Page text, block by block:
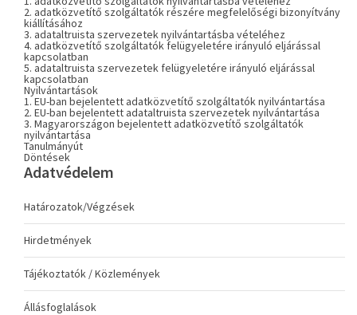
2. adatközvetítő szolgáltatók részére megfelelőségi bizonyítvány
kiállításához
3. adataltruista szervezetek nyilvántartásba vételéhez
4. adatközvetítő szolgáltatók felügyeletére irányuló eljárással
kapcsolatban
5. adataltruista szervezetek felügyeletére irányuló eljárással
kapcsolatban
Nyilvántartások
1. EU-ban bejelentett adatközvetítő szolgáltatók nyilvántartása
2. EU-ban bejelentett adataltruista szervezetek nyilvántartása
3. Magyarországon bejelentett adatközvetítő szolgáltatók
nyilvántartása
Tanulmányút
Döntések
Adatvédelem
Határozatok/Végzések
Hirdetmények
Tájékoztatók / Közlemények
Állásfoglalások